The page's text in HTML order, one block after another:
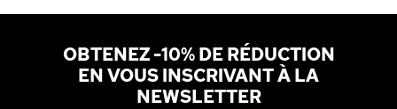
OBTENEZ -10% DE RÉDUCTION
EN VOUS INSCRIVANT À LA
NEWSLETTER